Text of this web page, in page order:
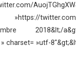
twitter.com/
2018&lt;/
»utf-